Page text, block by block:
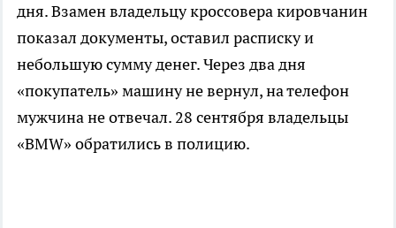
дня. Взамен владельцу кроссовера кировчанин
показал документы, оставил расписку и
небольшую сумму денег.Через два дня
«покупатель» машину не вернул, на телефон
мужчина не отвечал. 28 сентября владельцы
«BMW» обратились в полицию.